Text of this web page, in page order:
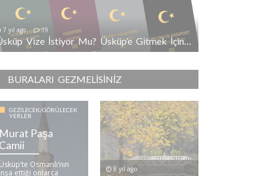
7 yıl ago 19
Üsküp Vize İstiyor Mu? Üsküp’e Gitmek İçin Vize Gerekli Mi?
BURALARI GEZMELISINIZ
GEZILECEK/GÖRÜLECEK
YERLER
Murat Paşa
Camii
Üsküp’te Osmanlı’nın
inşa ettiği onlarca
8 yıl ago